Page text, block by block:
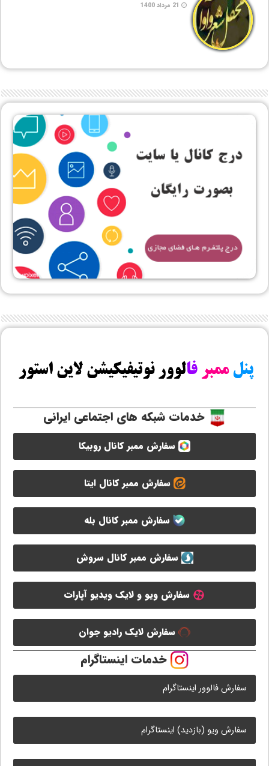
21 مرداد 1400
خدمات شبکه های اجتماعی ایرانی
سفارش ممبر کانال روبیکا
سفارش ممبر کانال ایتا
سفارش ممبر کانال بله
سفارش ممبر کانال سروش
سفارش ویو و لایک ویدیو آپارات
سفارش لایک رادیو جوان
خدمات اینستاگرام
سفارش فالوور اینستاگرام
سفارش ویو (بازدید) اینستاگرام